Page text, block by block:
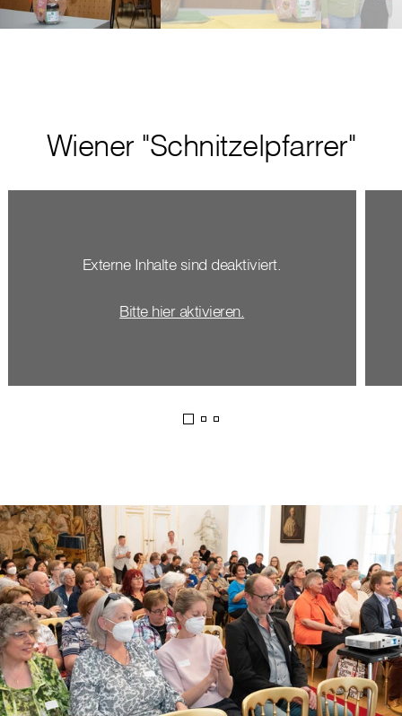
Wiener "Schnitzelpfarrer"
Externe Inhalte sind deaktiviert.
Bitte hier aktivieren.